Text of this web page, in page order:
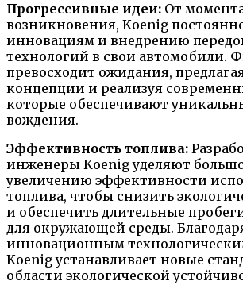
Прогрессивные идеи: От
возникновения, Koenig
инновациям и внедрению
технологий в свои автомобили.
превосходит ожидания,
концепции и реализуя
которые обеспечивают
вождения.
Эффективность топлива:
инженеры Koenig уделяют
увеличению эффективности
топлива, чтобы снизить
и обеспечить длительные
для окружающей среды.
инновационным
Koenig устанавливает новые
области экологической